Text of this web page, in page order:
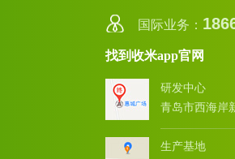
国际业务：
找到收米app官网
研发中心
青岛市西海岸
生产基地